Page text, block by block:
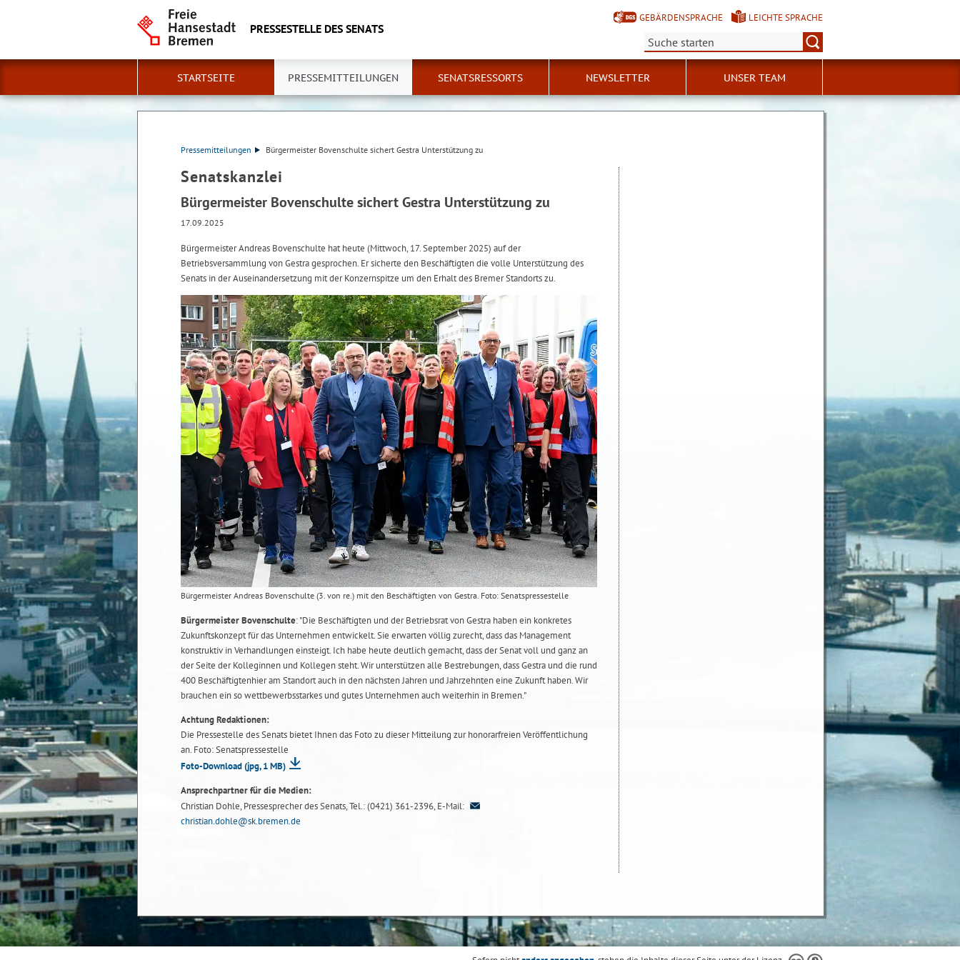
PRESSESTELLE DES SENATS
GEBÄRDENSPRACHE
LEICHTE SPRACHE
Suche:
STARTSEITE PRESSEMITTEILUNGEN SENATSRESSORTS NEWSLETTER UNSER TEAM
Pressemitteilungen Bürgermeister Bovenschulte sichert Gestra Unterstützung zu
Senatskanzlei
Bürgermeister Bovenschulte sichert Gestra Unterstützung zu
17.09.2025
Bürgermeister Andreas Bovenschulte hat heute (Mittwoch, 17. September 2025) auf der
Betriebsversammlung von Gestra gesprochen. Er sicherte den Beschäftigten die volle Unterstützung des
Senats in der Auseinandersetzung mit der Konzernspitze um den Erhalt des Bremer Standorts zu.
Bürgermeister Andreas Bovenschulte (3. von re.) mit den Beschäftigten von Gestra. Foto: Senatspressestelle
Bürgermeister Bovenschulte: "Die Beschäftigten und der Betriebsrat von Gestra haben ein konkretes
Zukunftskonzept für das Unternehmen entwickelt. Sie erwarten völlig zurecht, dass das Management
konstruktiv in Verhandlungen einsteigt. Ich habe heute deutlich gemacht, dass der Senat voll und ganz an
der Seite der Kolleginnen und Kollegen steht. Wir unterstützen alle Bestrebungen, dass Gestra und die rund
400 Beschäftigtenhier am Standort auch in den nächsten Jahren und Jahrzehnten eine Zukunft haben. Wir
brauchen ein so wettbewerbsstarkes und gutes Unternehmen auch weiterhin in Bremen."
Achtung Redaktionen:
Die Pressestelle des Senats bietet Ihnen das Foto zu dieser Mitteilung zur honorarfreien Veröffentlichung
an. Foto: Senatspressestelle
Foto-Download(jpg, 1 MB)
Ansprechpartner für die Medien:
Christian Dohle, Pressesprecher des Senats, Tel.: (0421) 361-2396, E-Mail:
christian.dohle@sk.bremen.de